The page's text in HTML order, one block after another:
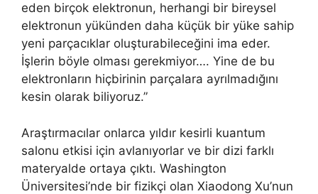
eden birçok elektronun, herhangi bir bireysel
elektronun yükünden daha küçük bir yüke sahip
yeni parçacıklar oluşturabileceğini ima eder.
İşlerin böyle olması gerekmiyor…. Yine de bu
elektronların hiçbirinin parçalara ayrılmadığını
kesin olarak biliyoruz.”
Araştırmacılar onlarca yıldır kesirli kuantum
salonu etkisi için avlanıyorlar ve bir dizi farklı
materyalde ortaya çıktı. Washington
Üniversitesi’nde bir fizikçi olan Xiaodong Xu’nun